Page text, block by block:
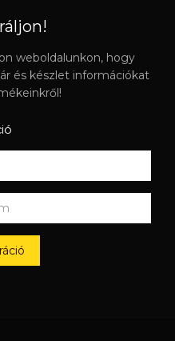
weboldalunkon, hogy
és készlet információkat